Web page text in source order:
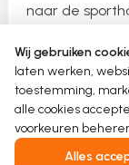
naar de
Read more
Wij gebruiken
laten werken,
toestemming,
alle cookies
voorkeuren
Alles